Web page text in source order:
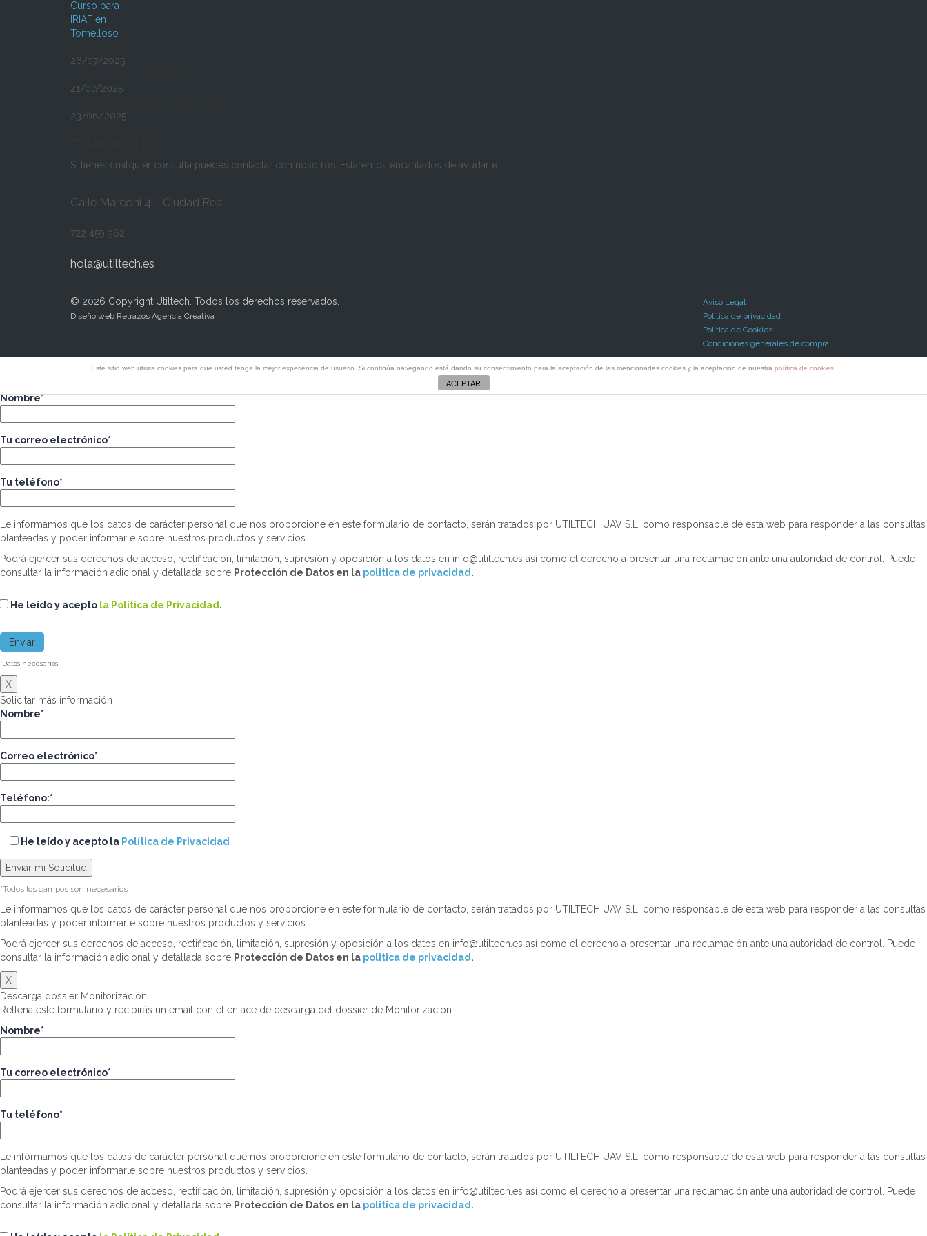
26/07/2025
21/07/2025
23/06/2025
Si tienes cualquier consulta puedes contactar con nosotros. Estaremos encantados de ayudarte:
Calle Marconi 4 – Ciudad Real
722 459 962
hola@utiltech.es
© 2026 Copyright Utiltech. Todos los derechos reservados.
Diseño web Retrazos Agencia Creativa
Aviso Legal
Política de privacidad
Política de Cookies
Condiciones generales de compra
Este sitio web utiliza cookies para que usted tenga la mejor experiencia de usuario. Si continúa navegando está dando su consentimiento para la aceptación de las mencionadas cookies y la aceptación de nuestra política de cookies
ACEPTAR
Descarga dossier Edificaciones
Rellena este formulario y recibirás un email con el enlace de descarga del dossier de Edificaciones
Nombre*
Tu correo electrónico*
Tu teléfono*
Le informamos que los datos de carácter personal que nos proporcione en este formulario de contacto, serán tratados por UTILTECH UAV S.L. como responsable de esta web para responder a las consultas
planteadas y poder informarle sobre nuestros productos y servicios.
Podrá ejercer sus derechos de acceso, rectificación, limitación, supresión y oposición a los datos en info@utiltech.es así como el derecho a presentar una reclamación ante una autoridad de control. Puede
consultar la información adicional y detallada sobre Protección de Datos en la politica de privacidad .
He leído y acepto la Política de Privacidad .
*Datos necesarios
X
Solicitar más información
Nombre*
Correo electrónico*
Teléfono:*
He leído y acepto la Política de Privacidad
*Todos los campos son necesarios
Le informamos que los datos de carácter personal que nos proporcione en este formulario de contacto, serán tratados por UTILTECH UAV S.L. como responsable de esta web para responder a las consultas
planteadas y poder informarle sobre nuestros productos y servicios.
Podrá ejercer sus derechos de acceso, rectificación, limitación, supresión y oposición a los datos en info@utiltech.es así como el derecho a presentar una reclamación ante una autoridad de control. Puede
consultar la información adicional y detallada sobre Protección de Datos en la politica de privacidad .
X
Descarga dossier Monitorización
Rellena este formulario y recibirás un email con el enlace de descarga del dossier de Monitorización
Nombre*
Tu correo electrónico*
Tu teléfono*
Le informamos que los datos de carácter personal que nos proporcione en este formulario de contacto, serán tratados por UTILTECH UAV S.L. como responsable de esta web para responder a las consultas
planteadas y poder informarle sobre nuestros productos y servicios.
Podrá ejercer sus derechos de acceso, rectificación, limitación, supresión y oposición a los datos en info@utiltech.es así como el derecho a presentar una reclamación ante una autoridad de control. Puede
consultar la información adicional y detallada sobre Protección de Datos en la politica de privacidad .